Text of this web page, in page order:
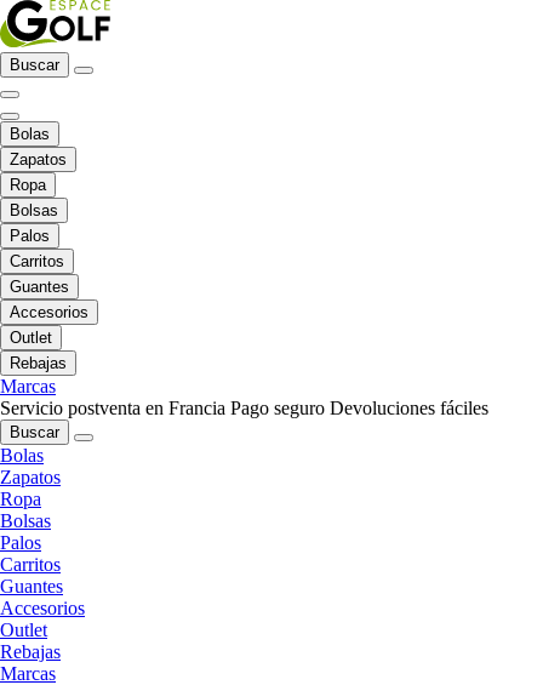
Buscar
Bolas
Zapatos
Ropa
Bolsas
Palos
Carritos
Guantes
Accesorios
Outlet
Rebajas
Marcas
Servicio postventa en Francia Pago seguro Devoluciones fáciles
Buscar
Bolas
Zapatos
Ropa
Bolsas
Palos
Carritos
Guantes
Accesorios
Outlet
Rebajas
Marcas